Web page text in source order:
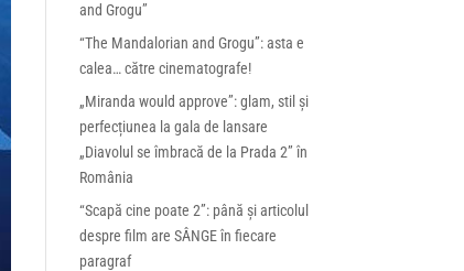
and Grogu”
“The Mandalorian and Grogu”: asta e
calea… către cinematografe!
„Miranda would approve”: glam, stil și
perfecțiunea la gala de lansare
„Diavolul se îmbracă de la Prada 2” în
România
“Scapă cine poate 2”: până și articolul
despre film are SÂNGE în fiecare
paragraf